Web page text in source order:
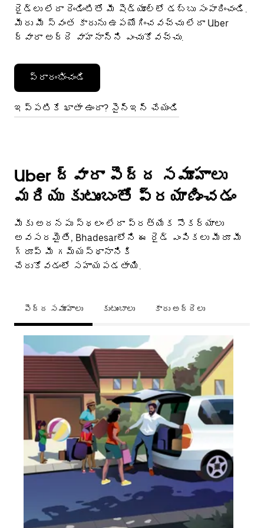
రైడ్‌లు లేదా రెండింటితో మీ షెడ్యూల్‌లో డబ్బు సంపాదించండి.
మీరు మీ స్వంత కారును ఉపయోగించవచ్చు లేదా Uber
ద్వారా అద్దె వాహనాన్ని ఎంచుకోవచ్చు.
ప్రారంభించండి
ఇప్పటికే ఖాతా ఉందా? సైన్ఇన్ చేయండి
Uber ద్వారా పెద్ద సమూహాలు
మరియు కుటుంబంతో ప్రయాణించడం
మీకు అదనపు స్థలం లేదా ప్రత్యేక సౌకర్యాలు
అవసరమైతే, Bhadesarలోని ఈ రైడ్ ఎంపికలు మీరూ మీ
గ్రూప్ మీ గమ్యస్థానానికి
చేరుకోవడంలో సహాయపడతాయి.
పెద్ద సమూహాలు కుటుంబాలు కారు అద్దెలు